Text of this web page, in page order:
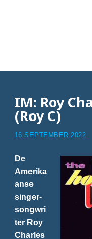
IM: Roy
(Roy C)
16 SEPTEMBER 2022
De
Amerika
anse
singer-
songwri
ter Roy
Charles